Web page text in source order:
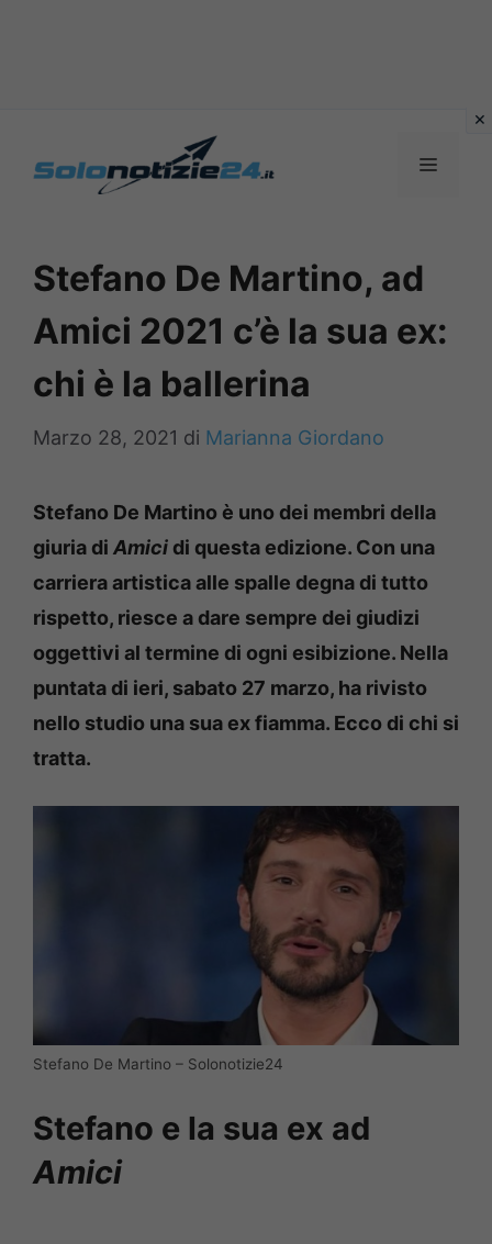
MENU
Stefano De Martino, ad
Amici 2021 c’è la sua ex:
chi è la ballerina
Marzo 28, 2021 di Marianna Giordano
Stefano De Martino è uno dei membri della
giuria di Amici di questa edizione. Con una
carriera artistica alle spalle degna di tutto
rispetto, riesce a dare sempre dei giudizi
oggettivi al termine di ogni esibizione. Nella
puntata di ieri, sabato 27 marzo, ha rivisto
nello studio una sua ex fiamma. Ecco di chi si
tratta.
Stefano De Martino – Solonotizie24
Stefano e la sua ex ad
Amici